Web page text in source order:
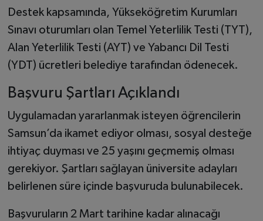
Destek kapsamında, Yükseköğretim Kurumları
Sınavı oturumları olan Temel Yeterlilik Testi (TYT),
Alan Yeterlilik Testi (AYT) ve Yabancı Dil Testi
(YDT) ücretleri belediye tarafından ödenecek.
Başvuru Şartları Açıklandı
Uygulamadan yararlanmak isteyen öğrencilerin
Samsun’da ikamet ediyor olması, sosyal desteğe
ihtiyaç duyması ve 25 yaşını geçmemiş olması
gerekiyor. Şartları sağlayan üniversite adayları
belirlenen süre içinde başvuruda bulunabilecek.
Başvuruların 2 Mart tarihine kadar alınacağı